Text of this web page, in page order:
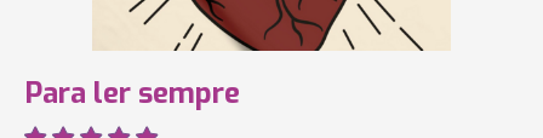
Para ler sempre